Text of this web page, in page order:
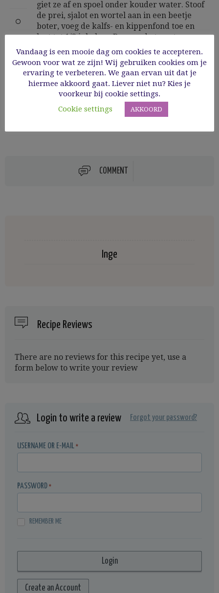
giet ze af en spoel onder kouder water. Stoof
de prei, sjalot en wortel aan in een beetje
boter, voeg de kalfs- en kippenfond toe en
laat tot 1/3 inkoken. Roer er de tomatenpuree
onder en een klontje boter. Doe de bonen
erbij en warm het geheel op een zacht
vuurtje. Breng op smaak met peper en zout.
Ik serveerde dit bij lamskoteletjes met een
salie/broodkorstje en een Ratte/lookpuree.
COMMENT
Inge
Recipe Reviews
There are no reviews for this recipe yet, use a
form below to write your review
Login to write a review Forgot your password?
USERNAME OR E-MAIL *
PASSWORD *
REMEMBER ME
Create an Account
Vandaag is een mooie dag om cookies te accepteren.
Gewoon voor wat ze zijn! Wij gebruiken cookies om je
ervaring te verbeteren. We gaan ervan uit dat je
hiermee akkoord gaat. Liever niet nu? Kies je
voorkeur bij cookie settings.
Cookie settings
AKKOORD